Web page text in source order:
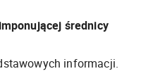
średnicy
informacji.